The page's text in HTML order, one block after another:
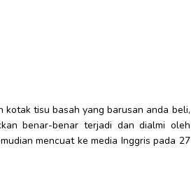
kotak tisu basah yang barusan anda beli,
benar-benar terjadi dan dialmi oleh
mencuat ke media Inggris pada 27